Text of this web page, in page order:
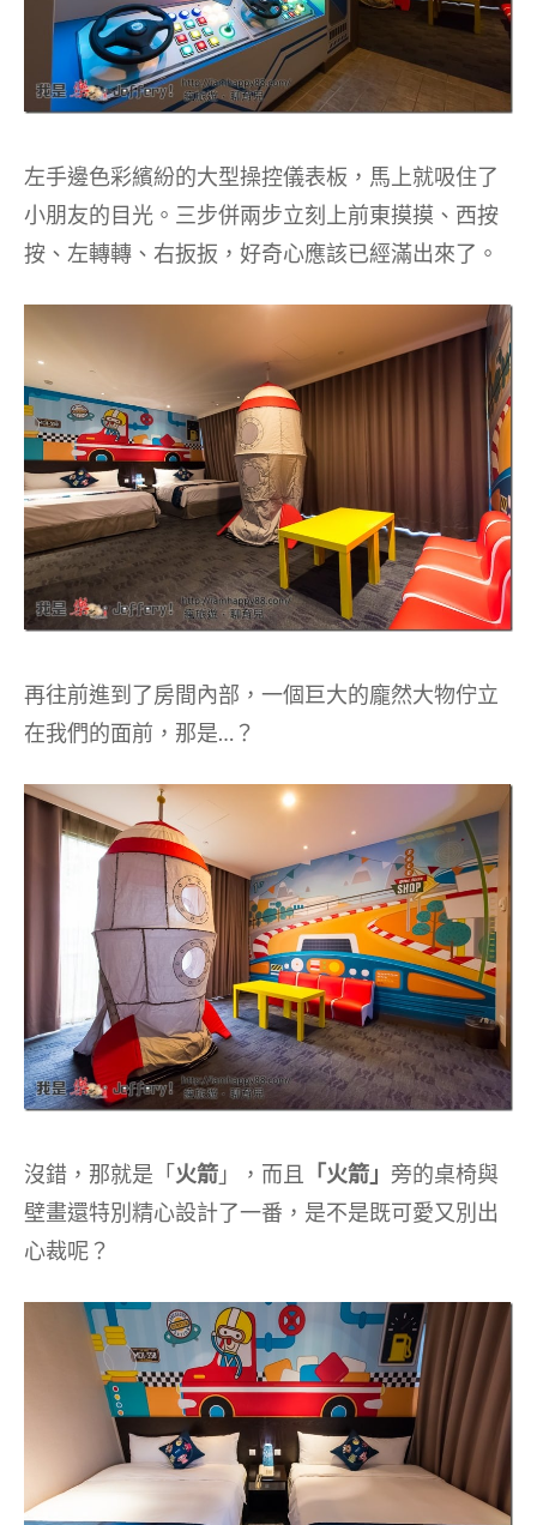
左手邊色彩繽紛的大型操控儀表板，馬上就吸住了
小朋友的目光。三步併兩步立刻上前東摸摸、西按
按、左轉轉、右扳扳，好奇心應該已經滿出來了。
再往前進到了房間內部，一個巨大的龐然大物佇立
在我們的面前，那是…？
沒錯，那就是「火箭 」，而且 「火箭」 旁的桌椅與
壁畫還特別精心設計了一番，是不是既可愛又別出
心裁呢？